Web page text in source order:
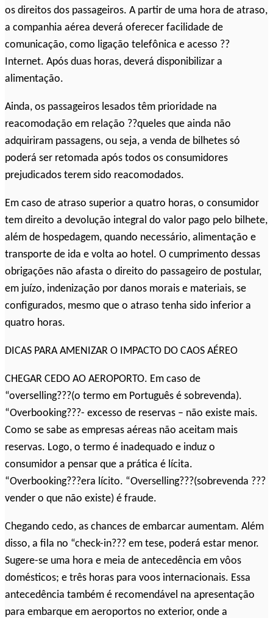
os direitos dos passageiros. A partir de uma hora de atraso,
a companhia aérea deverá oferecer facilidade de
comunicação, como ligação telefônica e acesso ??
Internet. Após duas horas, deverá disponibilizar a
alimentação.
Ainda, os passageiros lesados têm prioridade na
reacomodação em relação ??queles que ainda não
adquiriram passagens, ou seja, a venda de bilhetes só
poderá ser retomada após todos os consumidores
prejudicados terem sido reacomodados.
Em caso de atraso superior a quatro horas, o consumidor
tem direito a devolução integral do valor pago pelo bilhete,
além de hospedagem, quando necessário, alimentação e
transporte de ida e volta ao hotel. O cumprimento dessas
obrigações não afasta o direito do passageiro de postular,
em juízo, indenização por danos morais e materiais, se
configurados, mesmo que o atraso tenha sido inferior a
quatro horas.
DICAS PARA AMENIZAR O IMPACTO DO CAOS AÉREO
CHEGAR CEDO AO AEROPORTO. Em caso de
“overselling???(o termo em Português é sobrevenda).
“Overbooking???- excesso de reservas – não existe mais.
Como se sabe as empresas aéreas não aceitam mais
reservas. Logo, o termo é inadequado e induz o
consumidor a pensar que a prática é lícita.
“Overbooking???era lícito. “Overselling???(sobrevenda ???
vender o que não existe) é fraude.
Chegando cedo, as chances de embarcar aumentam. Além
disso, a fila no “check-in??? em tese, poderá estar menor.
Sugere-se uma hora e meia de antecedência em vôos
domésticos; e três horas para voos internacionais. Essa
antecedência também é recomendável na apresentação
para embarque em aeroportos no exterior, onde a